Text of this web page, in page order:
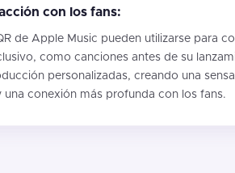
con los fans:
de Apple Music pueden utilizarse para
como canciones antes de su
personalizadas, creando una
una conexión más profunda con los fans.